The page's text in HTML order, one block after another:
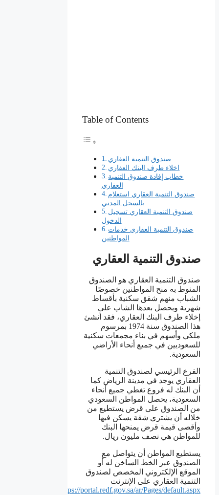
Table of Contents
صندوق التنمية العقاري
اخلاء طرف البنك العقاري
خطاب إفادة صندوق التنمية
العقاري
صندوق التنمية العقاري استعلام
بالسجل المدني
صندوق التنمية العقاري تسجيل
الدخول
صندوق التنمية العقاري خدمات
المواطنين
صندوق التنمية العقاري
صندوق التنمية العقاري هو الصندوق
المنوط به منح المواطنين خصوصًا
الشباب منهم شقق سكنية بأقساط
شهرية ويحصل بعدها الشاب على
إخلاء طرف البنك العقاري، فقد أنشئ
هذا الصندوق سنة 1974 بمرسوم
ملكي وأسهم في بناء مجمعات سكنية
للسعوديين في جميع أنحاء الأراضي
السعودية.
الفرع الرئيسي لصندوق التنمية
العقاري يوجد في مدينة الرياض كما
أن البنك له فروع تغطي جميع أنحاء
السعودية، يحصل المواطن السعودي
من الصندوق على قرض يستطيع من
خلاله أن يشتري شقة يسكن فيها
وأقصى قيمة قرض يمنحها البنك
للمواطن هي نصف مليون ريال.
يستطيع المواطن أن يتواصل مع
الصندوق عبر الخط الساخن له أو
الموقع الإلكتروني المخصص لصندوق
التنمية العقاري على الإنترنت
https://portal.redf.gov.sa/ar/Pages/default.aspx